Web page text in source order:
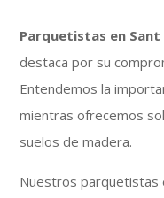
Parquetistas en
destaca por su
Entendemos la
mientras ofrecemos
suelos de madera.
Nuestros parquetistas